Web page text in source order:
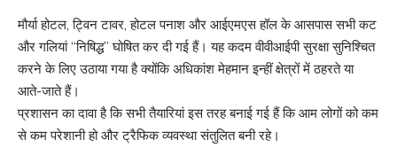
मौर्या होटल, ट्विन टावर, होटल पनाश और आईएमएस हॉल के आसपास सभी कट
और गलियां “निषिद्ध” घोषित कर दी गई हैं। यह कदम वीवीआईपी सुरक्षा सुनिश्चित
करने के लिए उठाया गया है क्योंकि अधिकांश मेहमान इन्हीं क्षेत्रों में ठहरते या
आते-जाते हैं।
प्रशासन का दावा है कि सभी तैयारियां इस तरह बनाई गई हैं कि आम लोगों को कम
से कम परेशानी हो और ट्रैफिक व्यवस्था संतुलित बनी रहे।